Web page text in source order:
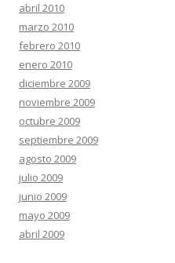
abril 2010
marzo 2010
febrero 2010
enero 2010
diciembre 2009
noviembre 2009
octubre 2009
septiembre 2009
agosto 2009
julio 2009
junio 2009
mayo 2009
abril 2009